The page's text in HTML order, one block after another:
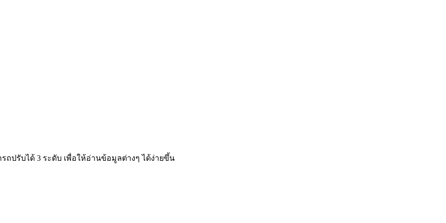
ถปรับได้ 3 ระดับ เพื่อให้อ่านข้อมูลต่างๆ ได้ง่ายขึ้น